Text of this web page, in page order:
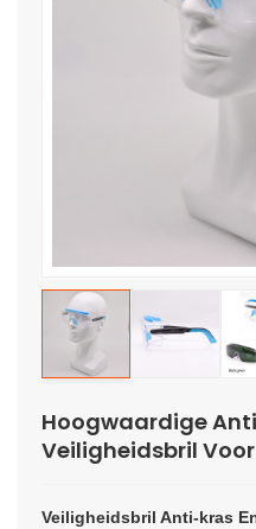
Hoogwaardige
Veiligheidsbril
Veiligheidsbril Anti-kras